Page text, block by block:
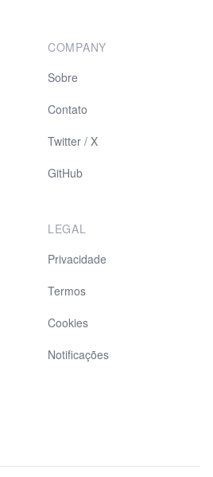
COMPANY
Sobre
Contato
Twitter / X
GitHub
LEGAL
Privacidade
Termos
Cookies
Notificações